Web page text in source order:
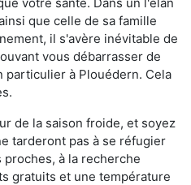
que celle de sa famille
il s'avère inévitable de
vous débarrasser de
à Plouédern. Cela
de la saison froide, et soyez
tarderont pas à se réfugier
à la recherche
gratuits et une température